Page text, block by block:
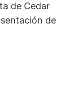
de Cedar
de